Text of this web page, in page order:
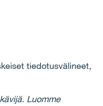
tiedotusvälineet,
Luomme